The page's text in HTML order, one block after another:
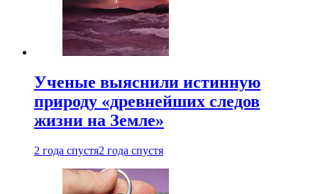
Ученые выяснили истинную
природу «древнейших следов
жизни на Земле»
2 года спустя2 года спустя